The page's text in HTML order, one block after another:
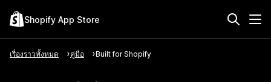
Shopify App Store
เรื่องราวทั้งหมด คู่มือ Built for Shopify